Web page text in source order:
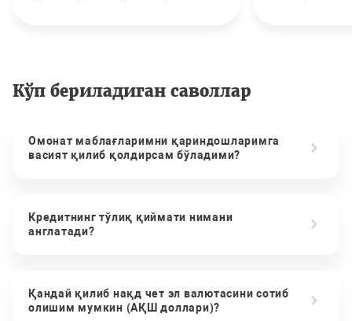
Кўп бериладиган саволлар
Омонат маблағларимни қариндошларимга
васият қилиб қолдирсам бўладими?
Кредитнинг тўлиқ қиймати нимани
англатади?
Қандай қилиб нақд чет эл валютасини сотиб
олишим мумкин (АҚШ доллари)?